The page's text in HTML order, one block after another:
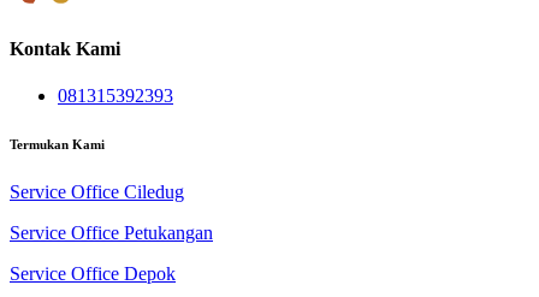
Kontak Kami
081315392393
Termukan Kami
Service Office Ciledug
Service Office Petukangan
Service Office Depok